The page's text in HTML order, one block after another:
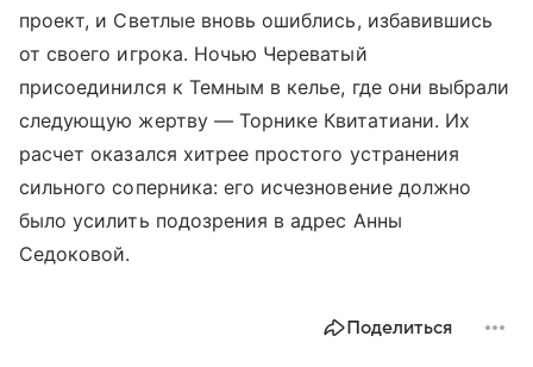
проект, и Светлые вновь ошиблись, избавившись
от своего игрока. Ночью Череватый
присоединился к Темным в келье, где они выбрали
следующую жертву — Торнике Квитатиани. Их
расчет оказался хитрее простого устранения
сильного соперника: его исчезновение должно
было усилить подозрения в адрес Анны
Седоковой.
Поделиться